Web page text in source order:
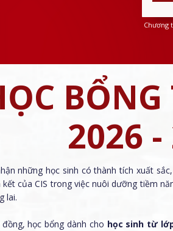
Chương
2026
những học sinh có thành tích xuất
của CIS trong việc nuôi dưỡng tiềm
lai.
học bổng dành cho học sinh từ